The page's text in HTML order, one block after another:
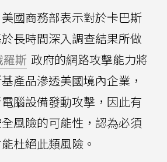
國商務部表示對於卡巴斯
長時間深入調查結果所做
羅斯 政府的網路攻擊能力將
產品滲透美國境內企業，
腦設備發動攻擊，因此有
風險的可能性，認為必須
杜絕此類風險。